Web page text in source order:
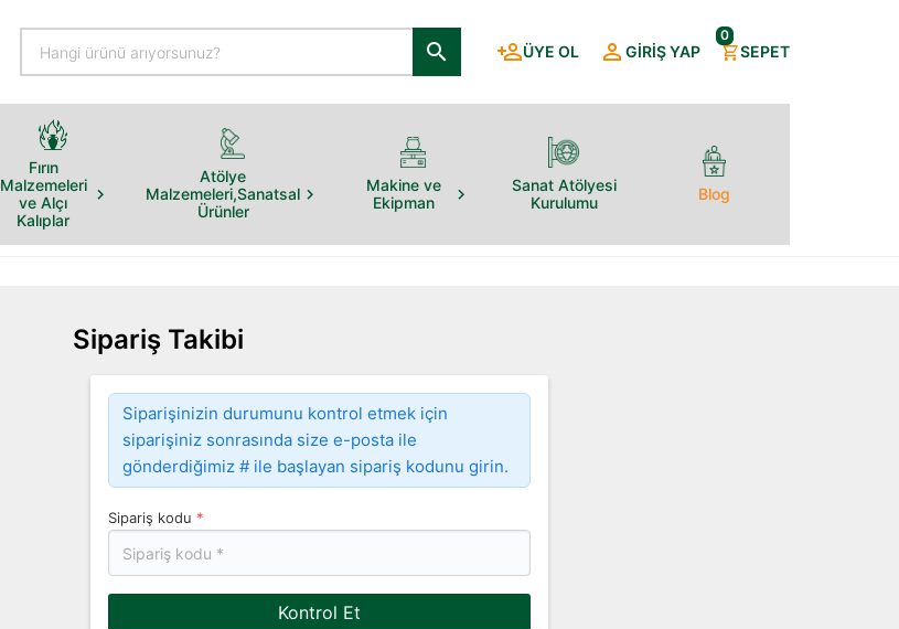
ÜYE OL GIRIŞ YAP SEPET
0
Fırın
Malzemeleri
ve Alçı
Kalıplar
Atölye
Malzemeleri,Sanatsal
Ürünler
Makine ve
Ekipman
Sanat Atölyesi
Kurulumu
Blog
Sipariş Takibi
Siparişinizin durumunu kontrol etmek için
siparişiniz sonrasında size e-posta ile
gönderdiğimiz # ile başlayan sipariş kodunu girin.
Sipariş kodu *
Kontrol Et